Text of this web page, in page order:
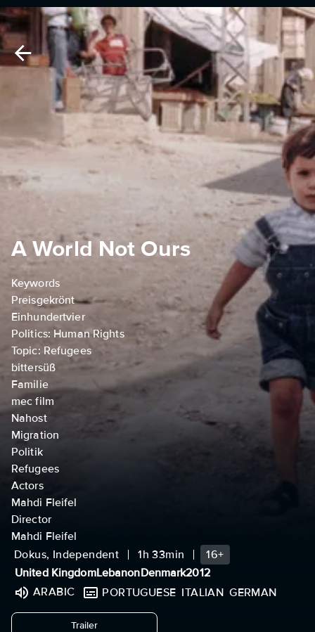
A World Not Ours
Keywords
Preisgekrönt
Einhundertvier
Politics: Human Rights
Topic: Refugees
bittersüß
Familie
mec film
Nahost
Migration
Politik
Refugees
Actors
Mahdi Fleifel
Director
Mahdi Fleifel
Dokus, Independent
1h 33min
16+
United KingdomLebanonDenmark2012
ARABIC
PORTUGUESE ITALIAN GERMAN
Trailerundefined